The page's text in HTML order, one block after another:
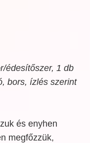
édesítőszer, 1 db
bors, ízlés szerint
és enyhen
megfőzzük,